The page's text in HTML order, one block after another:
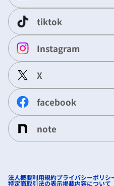
tiktok
Instagram
X
facebook
note
法人概要利用規約プライバシーポリシ
特定商取引法の表示掲載内容について